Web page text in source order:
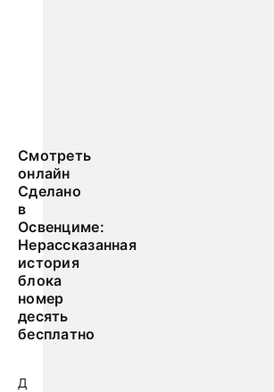
Смотреть
онлайн
Сделано
в
Освенциме:
Нерассказанная
история
блока
номер
десять
бесплатно
Д